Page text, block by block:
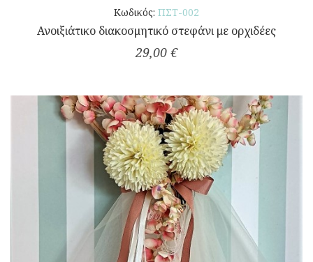
Κωδικός: ΠΣΤ-002
Ανοιξιάτικο διακοσμητικό στεφάνι με ορχιδέες
29,00 €